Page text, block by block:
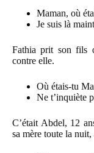
Maman, où
Je suis là
Fathia prit son fils
contre elle.
Où étais-tu
Ne t’inquiète
C’était Abdel, 12
sa mère toute la